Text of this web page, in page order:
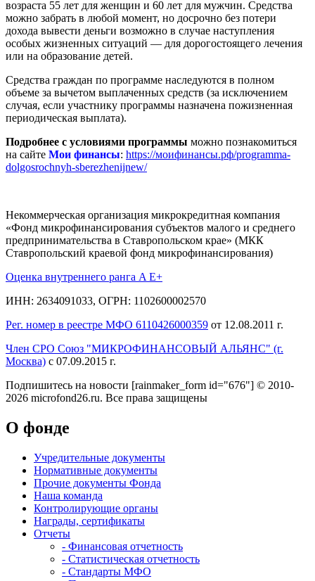
возраста 55 лет для женщин и 60 лет для мужчин. Средства
можно забрать в любой момент, но досрочно без потери
дохода вывести деньги возможно в случае наступления
особых жизненных ситуаций — для дорогостоящего лечения
или на образование детей.
Средства граждан по программе наследуются в полном
объеме за вычетом выплаченных средств (за исключением
случая, если участнику программы назначена пожизненная
периодическая выплата).
Подробнее с условиями программы можно познакомиться
на сайте Мои финансы: https://моифинансы.рф/programma-
dolgosrochnyh-sberezhenijnew/
Некоммерческая организация микрокредитная компания
«Фонд микрофинансирования субъектов малого и среднего
предпринимательства в Ставропольском крае» (МКК
Ставропольский краевой фонд микрофинансирования)
Оценка внутреннего ранга A E+
ИНН: 2634091033, ОГРН: 1102600002570
Рег. номер в реестре МФО 6110426000359 от 12.08.2011 г.
Член СРО Союз "МИКРОФИНАНСОВЫЙ АЛЬЯНС" (г.
Москва) с 07.09.2015 г.
Подпишитесь на новости [rainmaker_form id="676"] © 2010-
2026 microfond26.ru. Все права защищены
О фонде
Учредительные документы
Нормативные документы
Прочие документы Фонда
Наша команда
Контролирующие органы
Награды, сертификаты
Отчеты
- Финансовая отчетность
- Статистическая отчетность
- Стандарты МФО